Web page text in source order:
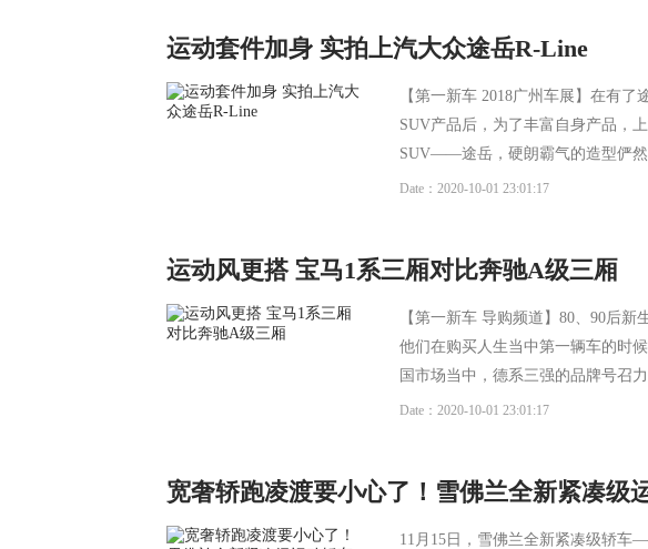
运动套件加身 实拍上汽大众途岳R-Line
【第一新车 2018广州车展】在有
SUV产品后，为了丰富自身产品，
SUV——途岳，硬朗霸气的造型俨
Date：2020-10-01 23:01:17
运动风更搭 宝马1系三厢对比奔驰A级三厢
【第一新车 导购频道】80、90后
他们在购买人生当中第一辆车的时
国市场当中，德系三强的品牌号召
Date：2020-10-01 23:01:17
宽奢轿跑凌渡要小心了！雪佛兰全新紧凑级
11月15日，雪佛兰全新紧凑级轿车